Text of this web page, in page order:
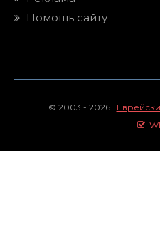
Помощь сайту
© 2003 - 2026